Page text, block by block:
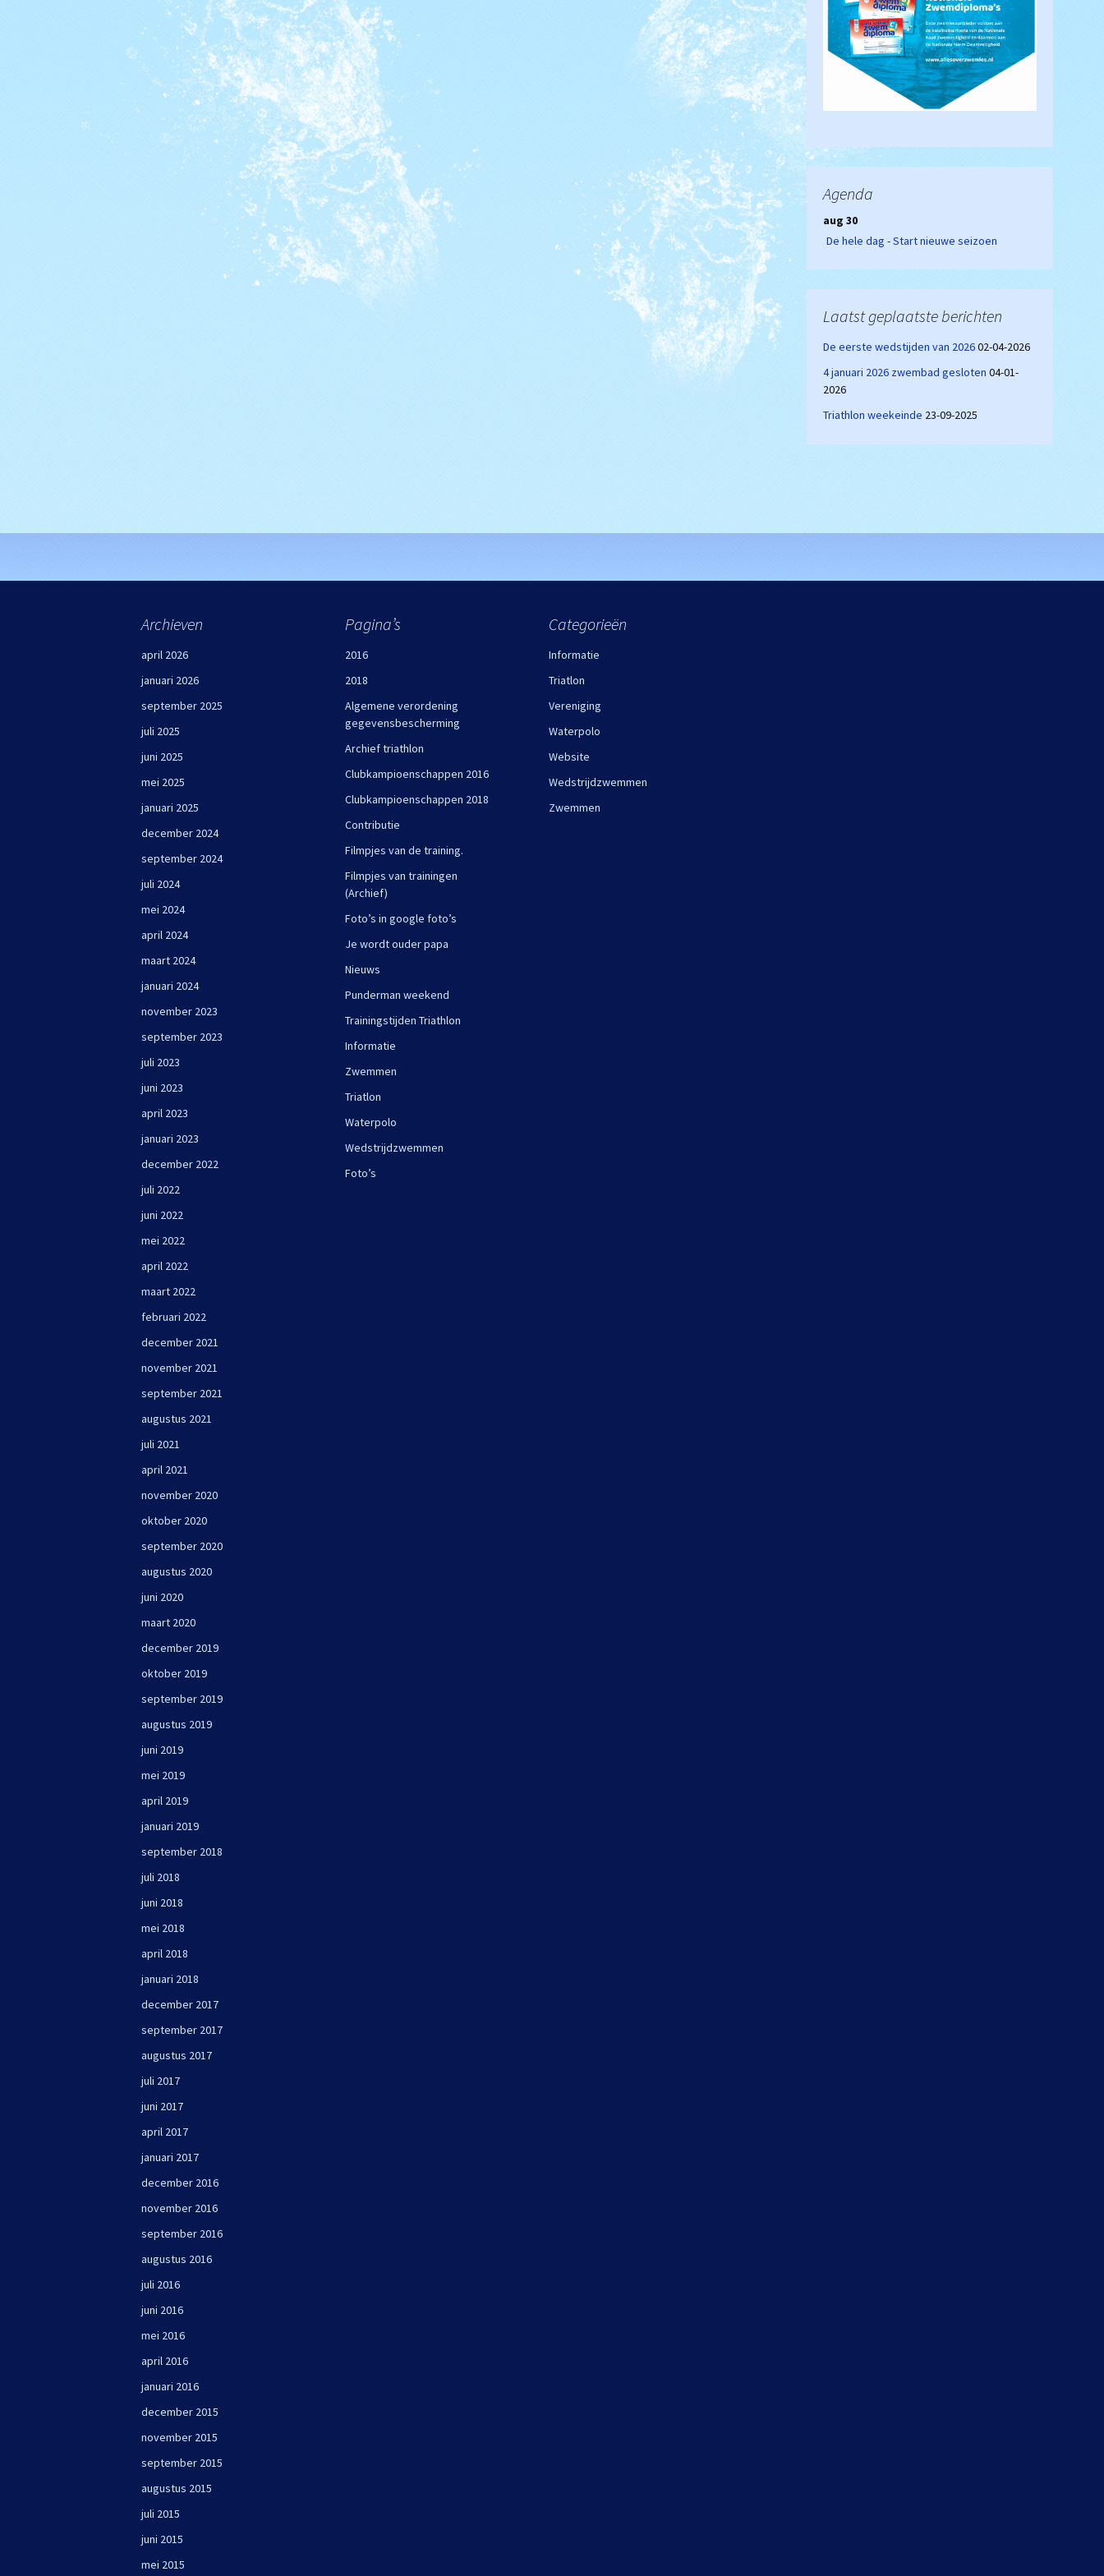
Het bestuur
Lidmaatschap
Trainingstijden
De zwembaden
Bij Willem
Archief
Agenda
aug 30
De hele dag - Start nieuwe seizoen
Laatst geplaatste berichten
De eerste wedstijden van 202602-04-2026
4 januari 2026 zwembad gesloten 04-01-
2026
Triathlon weekeinde 23-09-2025
Archieven
april 2026
januari 2026
september 2025
juli 2025
juni 2025
mei 2025
januari 2025
december 2024
september 2024
juli 2024
mei 2024
april 2024
maart 2024
januari 2024
november 2023
september 2023
juli 2023
juni 2023
april 2023
januari 2023
december 2022
juli 2022
juni 2022
mei 2022
april 2022
maart 2022
februari 2022
december 2021
november 2021
september 2021
augustus 2021
juli 2021
april 2021
november 2020
oktober 2020
september 2020
augustus 2020
juni 2020
maart 2020
december 2019
oktober 2019
september 2019
augustus 2019
juni 2019
mei 2019
april 2019
januari 2019
september 2018
juli 2018
juni 2018
mei 2018
april 2018
januari 2018
december 2017
september 2017
augustus 2017
juli 2017
juni 2017
april 2017
januari 2017
december 2016
november 2016
september 2016
augustus 2016
juli 2016
juni 2016
mei 2016
april 2016
januari 2016
december 2015
november 2015
september 2015
augustus 2015
juli 2015
juni 2015
mei 2015
Pagina’s
2016
2018
Algemene verordening
gegevensbescherming
Archief triathlon
Clubkampioenschappen 2016
Clubkampioenschappen 2018
Contributie
Filmpjes van de training.
Filmpjes van trainingen
(Archief)
Foto’s in google foto’s
Je wordt ouder papa
Nieuws
Punderman weekend
Trainingstijden Triathlon
Informatie
Zwemmen
Triatlon
Waterpolo
Wedstrijdzwemmen
Foto’s
Categorieën
Informatie
Triatlon
Vereniging
Waterpolo
Website
Wedstrijdzwemmen
Zwemmen